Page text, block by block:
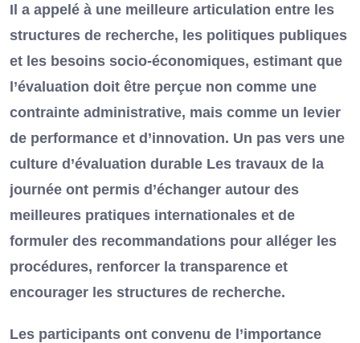
Il a appelé à une meilleure articulation entre les
structures de recherche, les politiques publiques
et les besoins socio-économiques, estimant que
l’évaluation doit être perçue non comme une
contrainte administrative, mais comme un levier
de performance et d’innovation. Un pas vers une
culture d’évaluation durable Les travaux de la
journée ont permis d’échanger autour des
meilleures pratiques internationales et de
formuler des recommandations pour alléger les
procédures, renforcer la transparence et
encourager les structures de recherche.
Les participants ont convenu de l’importance